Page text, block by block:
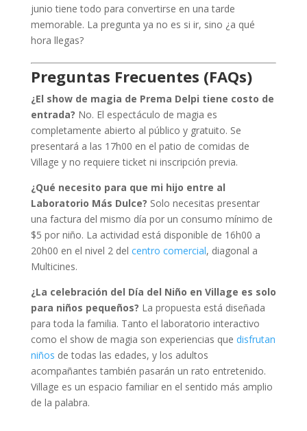
junio tiene todo para convertirse en una tarde
memorable. La pregunta ya no es si ir, sino ¿a qué
hora llegas?
Preguntas Frecuentes (FAQs)
¿El show de magia de Prema Delpi tiene costo de
entrada? No. El espectáculo de magia es
completamente abierto al público y gratuito. Se
presentará a las 17h00 en el patio de comidas de
Village y no requiere ticket ni inscripción previa.
¿Qué necesito para que mi hijo entre al
Laboratorio Más Dulce? Solo necesitas presentar
una factura del mismo día por un consumo mínimo de
$5 por niño. La actividad está disponible de 16h00 a
20h00 en el nivel 2 del centro comercial, diagonal a
Multicines.
¿La celebración del Día del Niño en Village es solo
para niños pequeños? La propuesta está diseñada
para toda la familia. Tanto el laboratorio interactivo
como el show de magia son experiencias que disfrutan
niños de todas las edades, y los adultos
acompañantes también pasarán un rato entretenido.
Village es un espacio familiar en el sentido más amplio
de la palabra.